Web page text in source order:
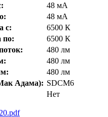
48 мА
48 мА
с:
6500 К
по:
6500 К
480 лм
480 лм
480 лм
Адама): SDCM6
Нет